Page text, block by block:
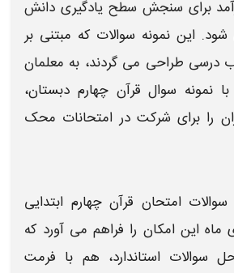
برای سنجش سطح یادگیری دانش
شود. این نمونه سوالات که مبتنی بر
درسی طراحی می گردند، به معلمان
نمونه سوال قرآن چهارم دبستان،
را برای شرکت در امتحانات محک
سوالات امتحان قرآن چهارم ابتدایی
ماهاین امکان را فراهم می آورد که
سوالات استاندارد، هم با فرمت